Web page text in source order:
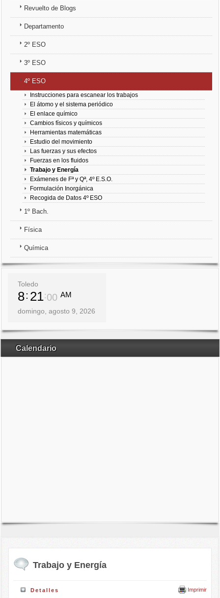
3º ESO
4º ESO
1º Bach.
Física
Química
Revuelto de Blogs
Departamento
2º ESO
3º ESO
4º ESO
Instrucciones para escanear los trabajos
El átomo y el sistema periódico
El enlace químico
Cambios físicos y químicos
Herramientas matemáticas
Estudio del movimiento
Las fuerzas y sus efectos
Fuerzas en los fluidos
Trabajo y Energía
Exámenes de Fª y Qª, 4º E.S.O.
Formulación Inorgánica
Recogida de Datos 4º ESO
1º Bach.
Física
Química
Toledo
8 21 01 AM
domingo, agosto 9, 2026
Calendario
Trabajo y Energía
Imprimir
Detalles